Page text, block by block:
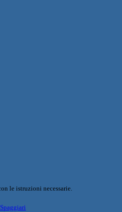
le istruzioni necessarie.